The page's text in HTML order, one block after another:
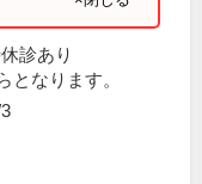
診あり
となります。